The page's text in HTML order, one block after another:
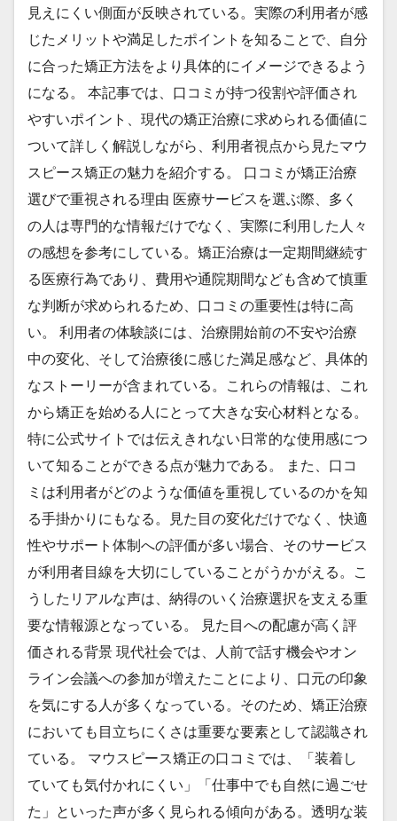
見えにくい側面が反映されている。実際の利用者が感
じたメリットや満足したポイントを知ることで、自分
に合った矯正方法をより具体的にイメージできるよう
になる。 本記事では、口コミが持つ役割や評価され
やすいポイント、現代の矯正治療に求められる価値に
ついて詳しく解説しながら、利用者視点から見たマウ
スピース矯正の魅力を紹介する。 口コミが矯正治療
選びで重視される理由 医療サービスを選ぶ際、多く
の人は専門的な情報だけでなく、実際に利用した人々
の感想を参考にしている。矯正治療は一定期間継続す
る医療行為であり、費用や通院期間なども含めて慎重
な判断が求められるため、口コミの重要性は特に高
い。 利用者の体験談には、治療開始前の不安や治療
中の変化、そして治療後に感じた満足感など、具体的
なストーリーが含まれている。これらの情報は、これ
から矯正を始める人にとって大きな安心材料となる。
特に公式サイトでは伝えきれない日常的な使用感につ
いて知ることができる点が魅力である。 また、口コ
ミは利用者がどのような価値を重視しているのかを知
る手掛かりにもなる。見た目の変化だけでなく、快適
性やサポート体制への評価が多い場合、そのサービス
が利用者目線を大切にしていることがうかがえる。こ
うしたリアルな声は、納得のいく治療選択を支える重
要な情報源となっている。 見た目への配慮が高く評
価される背景 現代社会では、人前で話す機会やオン
ライン会議への参加が増えたことにより、口元の印象
を気にする人が多くなっている。そのため、矯正治療
においても目立ちにくさは重要な要素として認識され
ている。 マウスピース矯正の口コミでは、「装着し
ていても気付かれにくい」「仕事中でも自然に過ごせ
た」といった声が多く見られる傾向がある。透明な装